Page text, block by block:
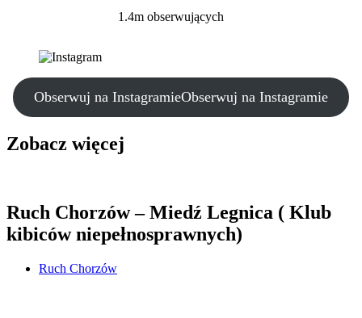
1.4m obserwujących
Obserwuj na InstagramieObserwuj na Instagramie
Zobacz więcej
Ruch Chorzów – Miedź Legnica ( Klub
kibiców niepełnosprawnych)
Ruch Chorzów